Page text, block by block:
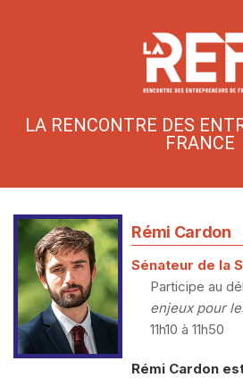
LA RENCONTRE DES
FRANCE
Rémi Cardon
Sénateur de la
Participe au
enjeux pour
11h10 à 11h50
Rémi Cardon